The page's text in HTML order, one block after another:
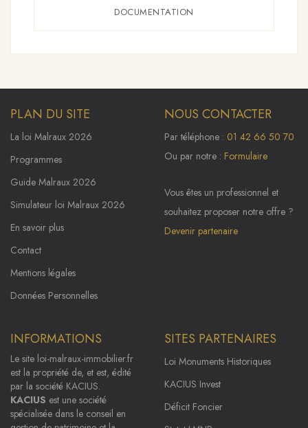
DOCUMENTATION
PLAN DU SITE
La loi Malraux 2026
Programmes
Guide Malraux 2026
Simulateur loi Malraux 2026
En savoir plus
Contact
Mentions légales
Données Personnelles
NOUS CONTACTER
Par téléphone : 01 42 66 50 70
Ou par notre : Formulaire
Vous êtes un professionnel et
souhaitez proposer notre offre ?
Devenir partenaire
INFORMATIONS
Le site loi-malraux-immobilier.fr
est la propriété de, et est, édité
par la société KACIUS.
KACIUS est une société
spécialisée dans le conseil en
SITES PARTENAIRES
Loi Monuments Historiques
KACIUS Invest
Déficit Foncier